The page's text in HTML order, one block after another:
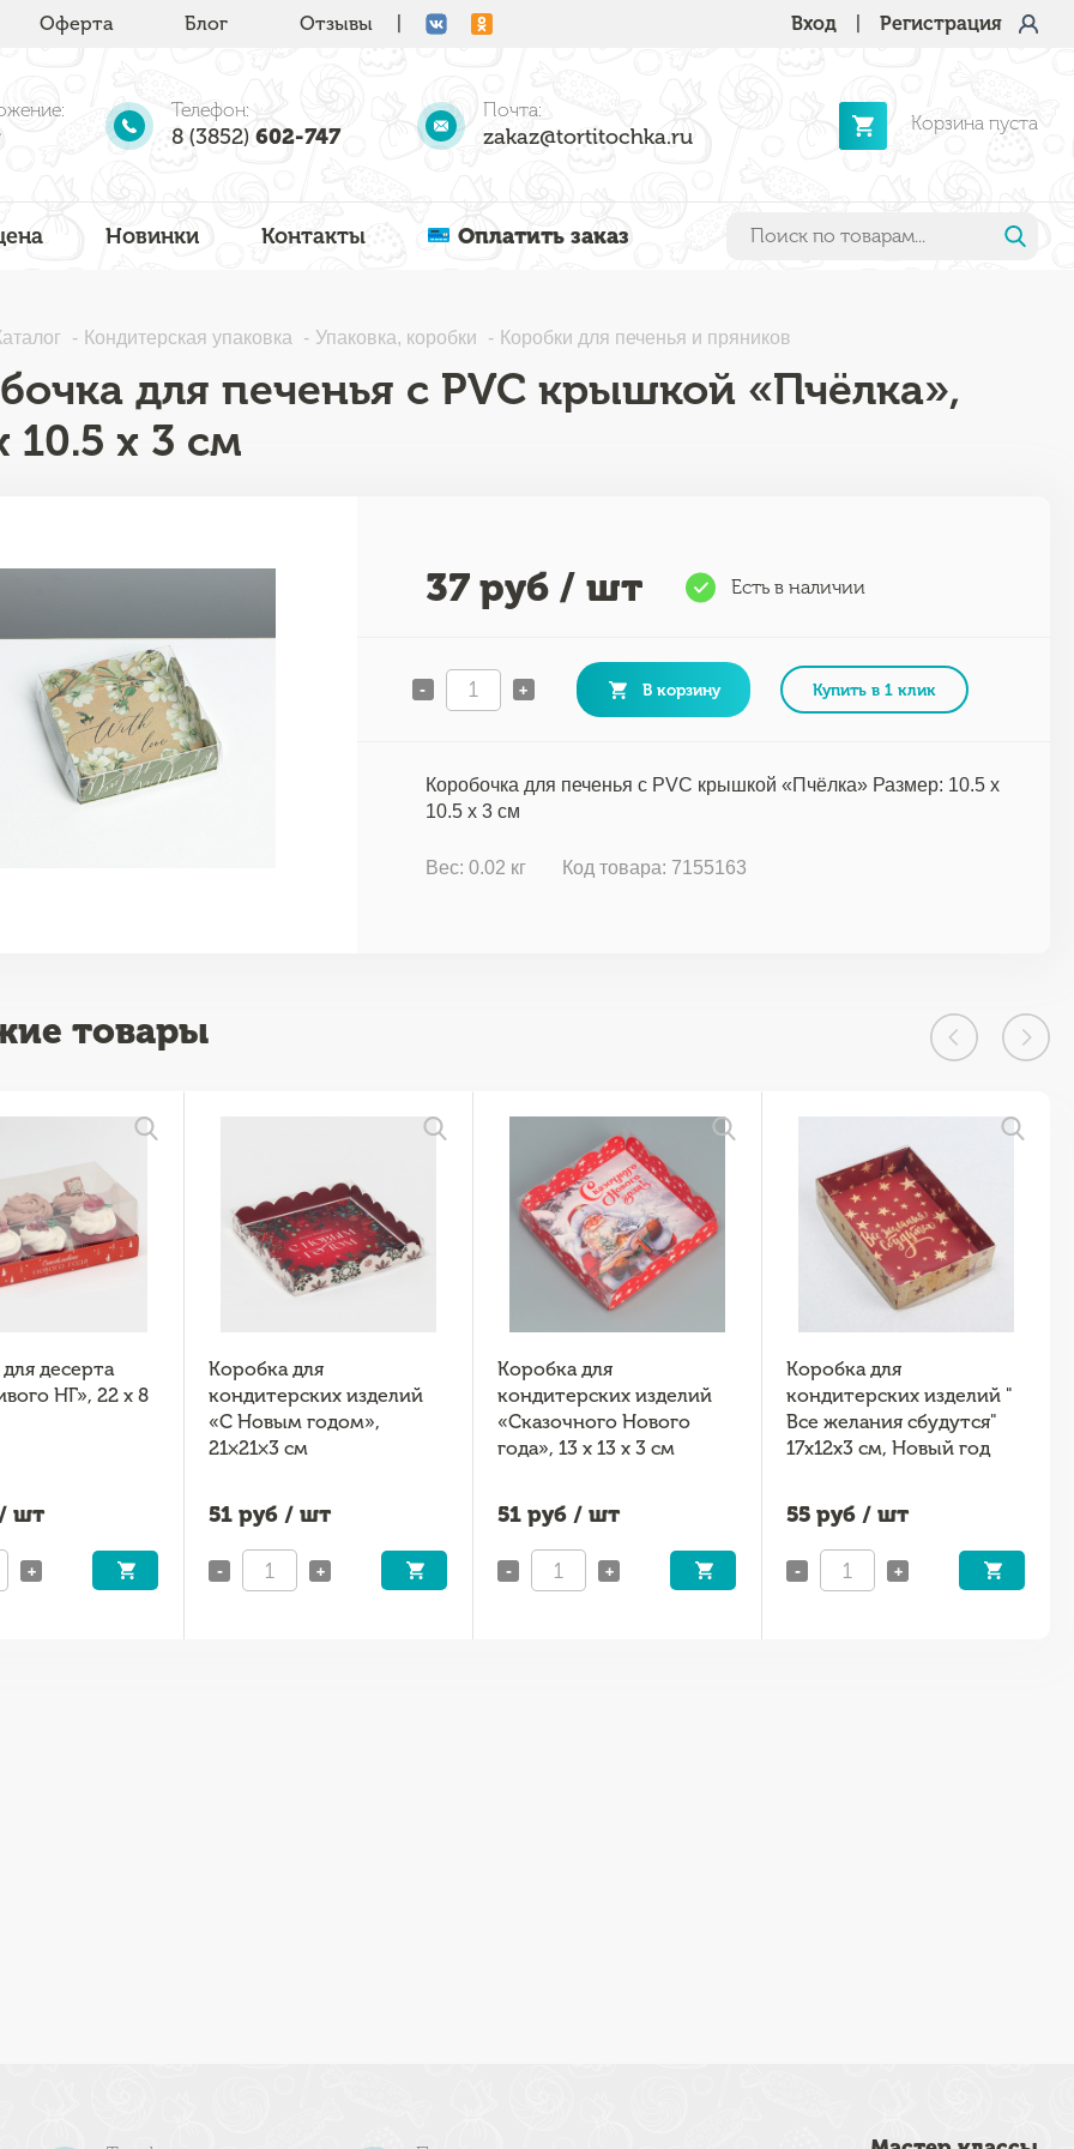
Оферта Блог Отзывы Вход Регистрация
Телефон:
8 (3852) 602-747
Почта:
zakaz@tortitochka.ru
Корзина пуста
Новинки Контакты Оплатить заказ
Кондитерская упаковка Упаковка, коробки Коробки для печенья и пряников
для печенья с PVC крышкой «Пчёлка»,
10.5 х 3 см
37 руб / шт Есть в наличии
- + В корзину Купить в 1 клик
Коробочка для печенья с PVC крышкой «Пчёлка» Размер: 10.5 х
10.5 х 3 см
Вес: 0.02 кг Код товара: 7155163
товары
десерта
НГ», 22 х 8
шт
+
Коробка для
кондитерских изделий
«С Новым годом»,
21×21×3 см
51 руб / шт
- +
Коробка для
кондитерских изделий
«Сказочного Нового
года», 13 х 13 х 3 см
51 руб / шт
- +
Коробка для
кондитерских изделий "
Все желания сбудутся"
17х12х3 см, Новый год
55 руб / шт
- +